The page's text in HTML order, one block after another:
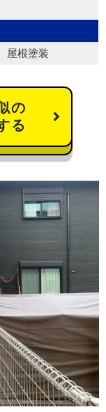
屋根塗装
の
る